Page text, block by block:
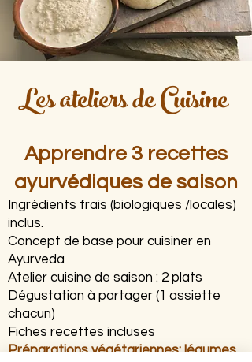
Les ateliers de Cuisine
Apprendre 3 recettes
ayurvédiques de saison
Ingrédients frais (biologiques /locales)
inclus.
Concept de base pour cuisiner en
Ayurveda
Atelier cuisine de saison : 2 plats
Dégustation à partager (1 assiette
chacun)
Fiches recettes incluses
Préparations végétariennes: légumes,